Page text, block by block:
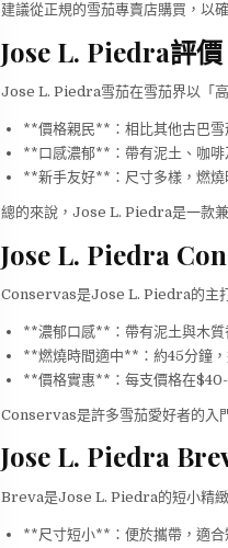
建議從正規的雪茄專賣店購買，以
Jose L. Piedra評
Jose L. Piedra雪茄在雪茄界以「
**價格親民**：相比其他古巴
**口感濃郁**：帶有泥土、咖啡
**新手友好**：尺寸多樣，燃燒
總的來說，Jose L. Piedra是一款
Jose L. Piedra
Conservas是Jose L. Piedra的主
**濃郁口感**：帶有泥土與木質
**燃燒時間適中**：約45分鐘，
**價格實惠**：每支價格在
Conservas是許多雪茄愛好者的入
Jose L. Piedra
Breva是Jose L. Piedra的短小精緻
**尺寸短小**：便於攜帶，適合